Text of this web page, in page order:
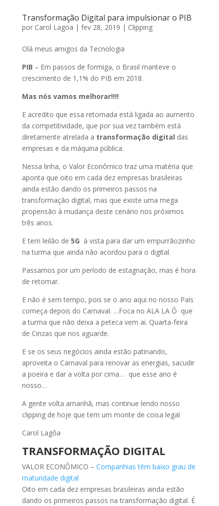
Transformação Digital para impulsionar o PIB
por Carol Lagoa | fev 28, 2019 | Clipping
Olá meus amigos da Tecnologia
PIB – Em passos de formiga, o Brasil manteve o
crescimento de 1,1% do PIB em 2018.
Mas nós vamos melhorar!!!!
E acredito que essa retomada está ligada ao aumento
da competitividade, que por sua vez também está
diretamente atrelada a transformação digital das
empresas e da máquina pública.
Nessa linha, o Valor Econômico traz uma matéria que
aponta que oito em cada dez empresas brasileiras
ainda estão dando os primeiros passos na
transformação digital, mas que existe uma mega
propensão à mudança deste cenário nos próximos
três anos.
E tem leilão de 5G à vista para dar um empurrãozinho
na turma que ainda não acordou para o digital.
Passamos por um período de estagnação, mas é hora
de retomar.
E não é sem tempo, pois se o ano aqui no nosso País
começa depois do Carnaval. …Foca no ALA LA Ô que
a turma que não deixa a peteca vem ai. Quarta-feira
de Cinzas que nos aguarde.
E se os seus negócios ainda estão patinando,
aproveita o Carnaval para renovar as energias, sacudir
a poeira e dar a volta por cima… que esse ano é
nosso…
A gente volta amanhã, mas continue lendo nosso
clipping de hoje que tem um monte de coisa legal
Carol Lagôa
TRANSFORMAÇÃO DIGITAL
VALOR ECONÔMICO – Companhias têm baixo grau de
maturidade digital
Oito em cada dez empresas brasileiras ainda estão
dando os primeiros passos na transformação digital. É